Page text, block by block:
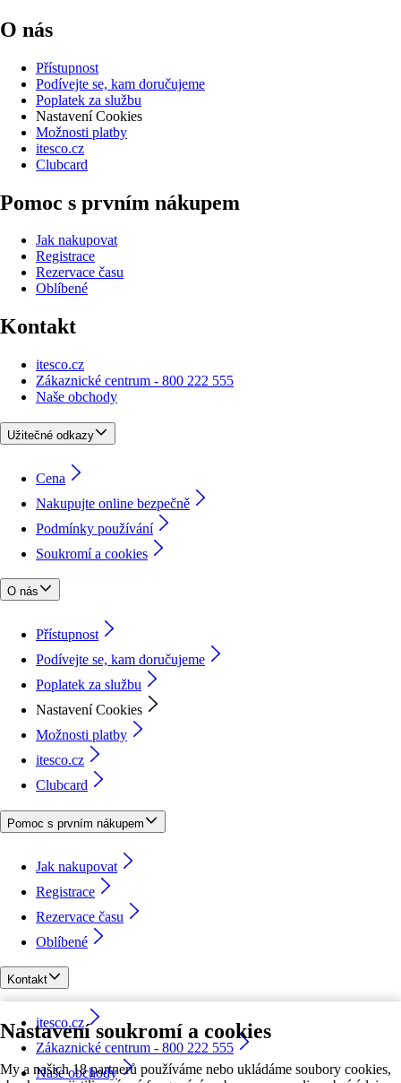
Nastavení soukromí a cookies
My a našich 18 partnerů používáme nebo ukládáme soubory cookies,
O nás
Přístupnost
Podívejte se, kam doručujeme
Poplatek za službu
Nastavení Cookies
Možnosti platby
itesco.cz
Clubcard
Pomoc s prvním nákupem
Jak nakupovat
Registrace
Rezervace času
Oblíbené
Kontakt
itesco.cz
Zákaznické centrum - 800 222 555
Naše obchody
Užitečné odkazy
Cena
Nakupujte online bezpečně
Podmínky používání
Soukromí a cookies
O nás
Přístupnost
Podívejte se, kam doručujeme
Poplatek za službu
Nastavení Cookies
Možnosti platby
itesco.cz
Clubcard
Pomoc s prvním nákupem
Jak nakupovat
Registrace
Rezervace času
Oblíbené
Kontakt
itesco.cz
Zákaznické centrum - 800 222 555
Naše obchody